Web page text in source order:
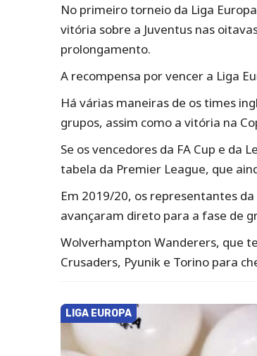
No primeiro torneio da Liga
vitória sobre a Juventus nas
prolongamento.
A recompensa por vencer a Liga
Há várias maneiras de os times
grupos, assim como a vitória na
Se os vencedores da FA Cup e
tabela da Premier League, que
Em 2019/20, os representantes
avançaram direto para a fase de
Wolverhampton Wanderers, que
Crusaders, Pyunik e Torino para
LIGA EUROPA